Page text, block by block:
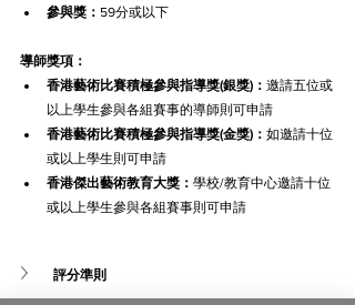
參與獎： 59分或以下
導師獎項：
香港藝術比賽積極參與指導獎(銀獎)： 邀請五位或
以上學生參與各組賽事的導師則可申請
香港藝術比賽積極參與指導獎(金獎)： 如邀請十位
或以上學生則可申請
香港傑出藝術教育大獎： 學校/教育中心邀請十位
或以上學生參與各組賽事則可申請
評分準則